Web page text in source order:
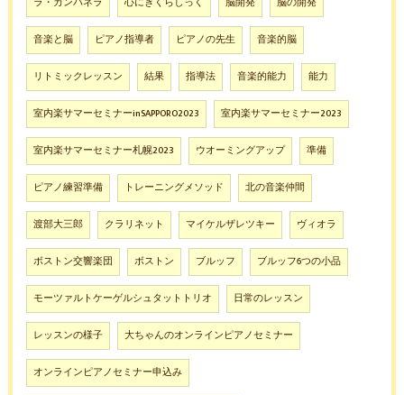
音楽と脳 ピアノ指導者 ピアノの先生 音楽的脳
リトミックレッスン 結果 指導法 音楽的能力 能力
室内楽サマーセミナーinSAPPORO2023 室内楽サマーセミナー2023
室内楽サマーセミナー札幌2023 ウオーミングアップ 準備
ピアノ練習準備 トレーニングメソッド 北の音楽仲間
渡部大三郎 クラリネット マイケルザレツキー ヴィオラ
ボストン交響楽団 ボストン ブルッフ ブルッフ6つの小品
モーツァルトケーゲルシュタットトリオ 日常のレッスン
レッスンの様子 大ちゃんのオンラインピアノセミナー
オンラインピアノセミナー申込み